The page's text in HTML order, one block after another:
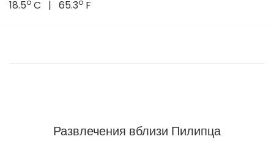
18.5 C | 65.3 F
Развлечения вблизи Пилипца